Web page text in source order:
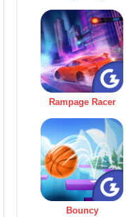
Rampage Racer
Bouncy